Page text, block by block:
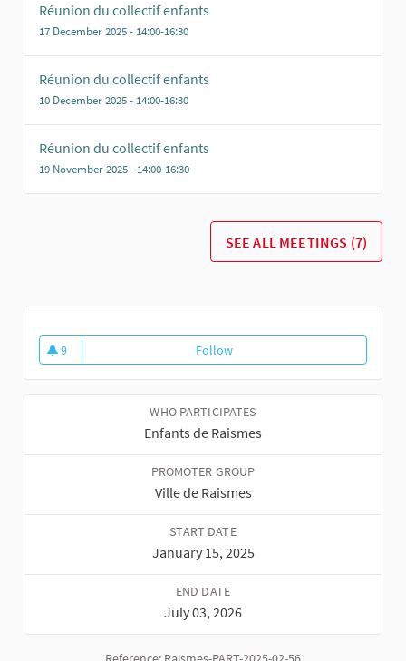
Réunion du collectif enfants
17 December 2025 - 14:00-16:30
Réunion du collectif enfants
10 December 2025 - 14:00-16:30
Réunion du collectif enfants
19 November 2025 - 14:00-16:30
SEE ALL MEETINGS (7)
9
9 followers
FollowCollectif enfants de Raismes
WHO PARTICIPATES
Enfants de Raismes
PROMOTER GROUP
Ville de Raismes
START DATE
January 15, 2025
END DATE
July 03, 2026